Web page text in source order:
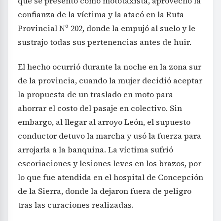
confianza de la víctima y la atacó en la Ruta
Provincial Nº 202, donde la empujó al suelo y le
sustrajo todas sus pertenencias antes de huir.
El hecho ocurrió durante la noche en la zona sur
de la provincia, cuando la mujer decidió aceptar
la propuesta de un traslado en moto para
ahorrar el costo del pasaje en colectivo. Sin
embargo, al llegar al arroyo León, el supuesto
conductor detuvo la marcha y usó la fuerza para
arrojarla a la banquina. La víctima sufrió
escoriaciones y lesiones leves en los brazos, por
lo que fue atendida en el hospital de Concepción
de la Sierra, donde la dejaron fuera de peligro
tras las curaciones realizadas.